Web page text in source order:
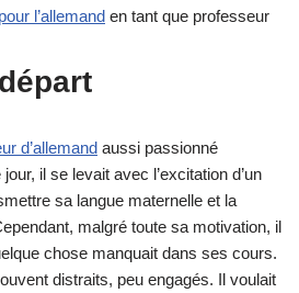
l’allemand en tant que professeur
d’allemand aussi passionné
il se levait avec l’excitation d’un
sa langue maternelle et la
malgré toute sa motivation, il
chose manquait dans ses cours.
distraits, peu engagés. Il voulait